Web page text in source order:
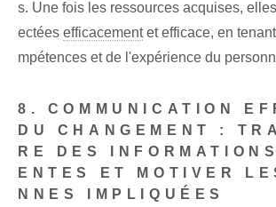
s. Une fois les ressources acquises,
ectées efficacementet efficace, en
mpétences et de l'expérience du
8. COMMUNICATION
DU CHANGEMENT :
RE DES
ENTES ET MOTIVER
NNES IMPLIQUÉES